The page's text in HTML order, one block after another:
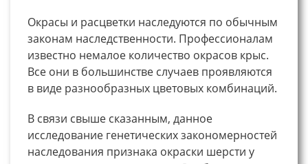
Окрасы и расцветки наследуются по обычным
законам наследственности. Профессионалам
известно немалое количество окрасов крыс.
Все они в большинстве случаев проявляются
в виде разнообразных цветовых комбинаций.
В связи свыше сказанным, данное
исследование генетических закономерностей
наследования признака окраски шерсти у